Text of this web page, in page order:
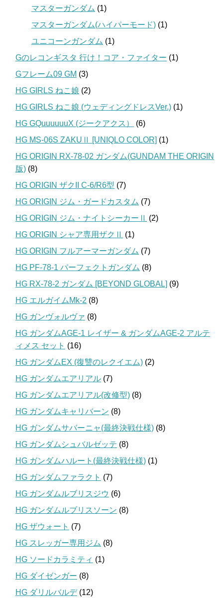
マスターガンダム (1)
マスターガンダム(ハイパーモード) (1)
ユニコーンガンダム (1)
Gのレコンギスタ 行け！コア・ファイター (1)
Gフレーム09 GM (3)
HG GIRLS ねこ娘 (2)
HG GIRLS ねこ娘 (ウェディングドレスVer.) (1)
HG GQuuuuuuX (ジークアクス）
(6)
HG MS-06S ZAKUⅡ [UNIQLO COLOR] (1)
HG ORIGIN RX-78-02 ガンダム(GUNDAM THE ORIGIN
版) (8)
HG ORIGIN ザクII C-6/R6型 (7)
HG ORIGIN ジム・ガードカスタム (7)
HG ORIGIN ジム・ナイトシーカーⅡ (2)
HG ORIGIN シャア専用ザクⅡ (1)
HG ORIGIN フルアーマーガンダム (7)
HG PF-78-1 パーフェクトガンダム (8)
HG RX-78-2 ガンダム [BEYOND GLOBAL] (9)
HG エルガイムMk-2 (8)
HG ガンヴォルヴァ (8)
HG ガンダムAGE-1 レイザー & ガンダムAGE-2 アルテ
ィメス セット (16)
HG ガンダムEX (復讐のレクイエム) (2)
HG ガンダムエアリアル (7)
HG ガンダムエアリアル(改修型) (8)
HG ガンダムキャリバーン (8)
HG ガンダムサバーニャ(最終決戦仕様) (8)
HG ガンダムシュバルゼッテ (8)
HG ガンダムハルート(最終決戦仕様) (1)
HG ガンダムファラクト (7)
HG ガンダムルブリスジウ (6)
HG ガンダムルブリスソーン (8)
HG ザウォート (7)
HG スレッガー専用ジム (8)
HG ソードカラミティ (1)
HG ダイゼンガー (8)
HG ダリルバルデ(12)